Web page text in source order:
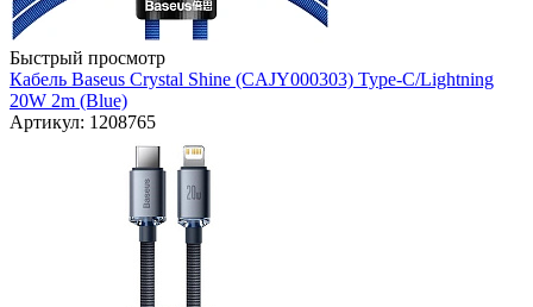
Быстрый просмотр
Кабель Baseus Crystal Shine (CAJY000303) Type-C/Lightning
20W 2m (Blue)
Артикул: 1208765